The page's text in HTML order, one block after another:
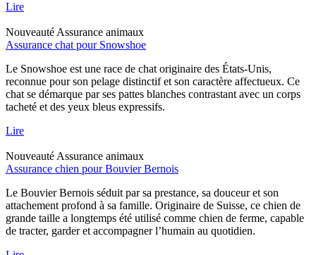
Lire
Nouveauté Assurance animaux
Assurance chat pour Snowshoe
Le Snowshoe est une race de chat originaire des États-Unis,
reconnue pour son pelage distinctif et son caractère affectueux. Ce
chat se démarque par ses pattes blanches contrastant avec un corps
tacheté et des yeux bleus expressifs.
Lire
Nouveauté Assurance animaux
Assurance chien pour Bouvier Bernois
Le Bouvier Bernois séduit par sa prestance, sa douceur et son
attachement profond à sa famille. Originaire de Suisse, ce chien de
grande taille a longtemps été utilisé comme chien de ferme, capable
de tracter, garder et accompagner l’humain au quotidien.